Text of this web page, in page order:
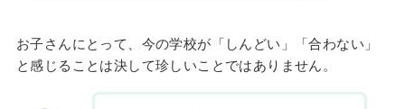
お子さんにとって、今の学校が「しんどい」「合わない」
と感じることは決して珍しいことではありません。